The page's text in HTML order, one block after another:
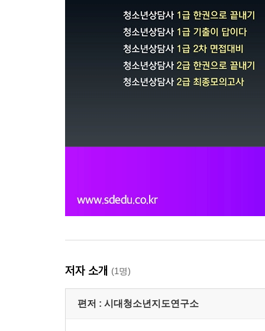
저자 소개 (1명)
편저 : 시대청소년지도연구소